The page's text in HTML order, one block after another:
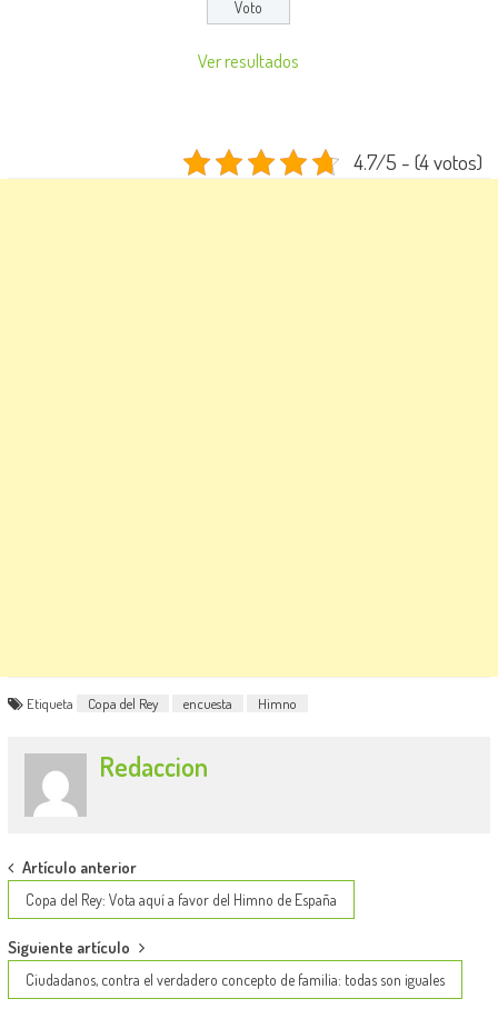
Ver resultados
4.7/5 - (4 votos)
Etiqueta Copa del Rey encuesta Himno
Redaccion
Post
navigation
Artículo anterior
Copa del Rey: Vota aquí a favor del Himno de España
Siguiente artículo
Ciudadanos, contra el verdadero concepto de familia: todas son iguales